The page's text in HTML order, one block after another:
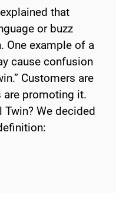
that
or buzz
One example of a
cause confusion
Customers are
are promoting it.
Twin? We decided